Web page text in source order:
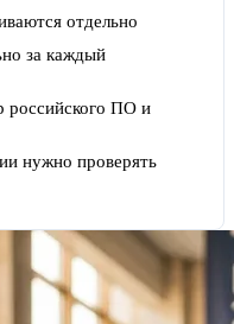
отдельно
за каждый
российского ПО и
нужно проверять